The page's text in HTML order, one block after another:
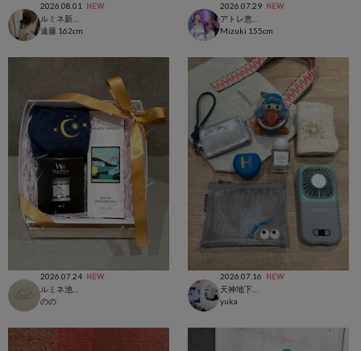
2026.08.01 NEW
遠藤 162cm
2026.07.29 NEW
アトレ恵比寿店
Mizuki 155cm
2026.07.24 NEW
のの
2026.07.16 NEW
天神地下街店
yuka